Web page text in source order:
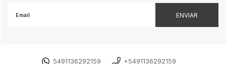
5491136292159
+5491136292159